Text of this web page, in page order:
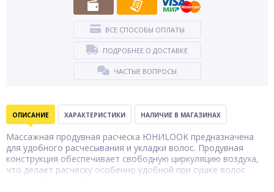
ВСЕ СПОСОБЫ ОПЛАТЫ
ПОДРОБНЕЕ О ДОСТАВКЕ
ЧАСТЫЕ ВОПРОСЫ
ОПИСАНИЕ ХАРАКТЕРИСТИКИ НАЛИЧИЕ В МАГАЗИНАХ
Массажная продувная расческа ЮНИLOOK предназначена
для удобного расчесывания и укладки волос. Продувная
конструкция обеспечивает свободную циркуляцию воздуха,
что делает расческу особенно удобной при сушке волос